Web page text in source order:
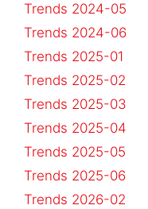
Trends 2024-05
Trends 2024-06
Trends 2025-01
Trends 2025-02
Trends 2025-03
Trends 2025-04
Trends 2025-05
Trends 2025-06
Trends 2026-02